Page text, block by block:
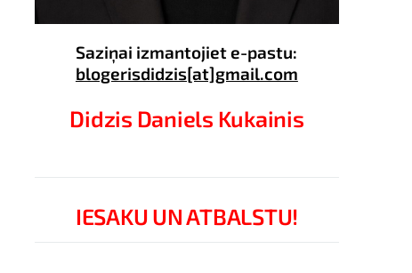
Saziņai izmantojiet e-pastu:
blogerisdidzis[at]gmail.com
Didzis Daniels Kukainis
IESAKU UN ATBALSTU!